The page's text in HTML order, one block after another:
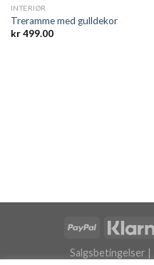
INTERIØR
Treramme med gulldekor
kr499.00
Salgsbetingelser |